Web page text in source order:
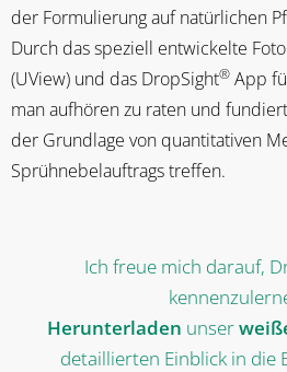
der Formulierung auf natürlichen
Durch das speziell entwickelte
(UView) und das DropSight® App
man aufhören zu raten und
der Grundlage von quantitativen
Sprühnebelauftrags treffen.
Ich freue mich darauf,
Herunterladen unser
detaillierten Einblick in die